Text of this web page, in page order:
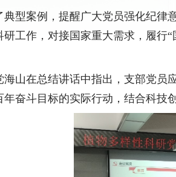
典型案例 ， 提醒广大党员强化纪律
工作， 对接国家重大需求 ， 履行“
海山在总结讲话中指出 ， 支部党员
年奋斗目标的实际行动 ， 结合科技